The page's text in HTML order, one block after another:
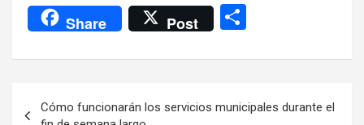
a
ce
b
o
wi
tt
er
h
at
s
p
el
e
gr
m
m
ail
m
ail
o
M
n
er
Share Post
m
p
Cómo funcionarán los servicios municipales durante el